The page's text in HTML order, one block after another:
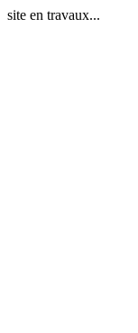
site en travaux...